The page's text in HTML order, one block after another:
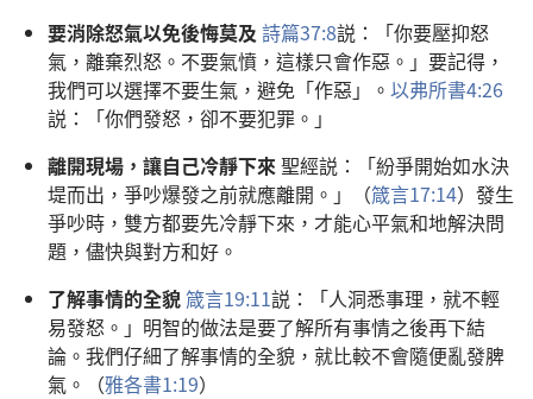
要消除怒氣以免後悔莫及 詩篇37:8説：「你要壓抑怒
氣，離棄烈怒。不要氣憤，這樣只會作惡。」要記得，
我們可以選擇不要生氣，避免「作惡」。 以弗所書4:26
説：「你們發怒，卻不要犯罪。」
離開現場，讓自己冷靜下來聖經説：「紛爭開始如水決
堤而出，爭吵爆發之前就應離開。」（箴言17:14）發生
爭吵時，雙方都要先冷靜下來，才能心平氣和地解決問
題，儘快與對方和好。
了解事情的全貌箴言19:11説：「人洞悉事理，就不輕
易發怒。」明智的做法是要了解所有事情之後再下結
論。我們仔細了解事情的全貌，就比較不會隨便亂發脾
氣。（雅各書1:19）